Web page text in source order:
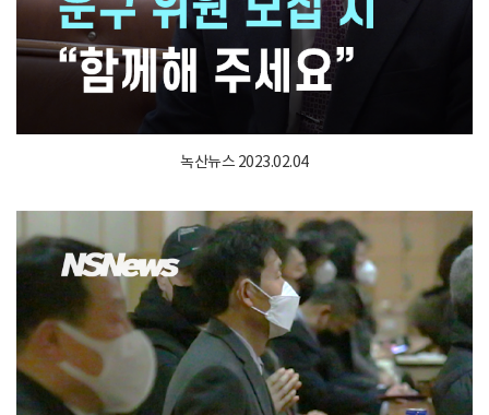
녹산뉴스 2023.02.04